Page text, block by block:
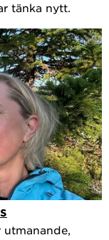
tänka nytt.
utmanande,